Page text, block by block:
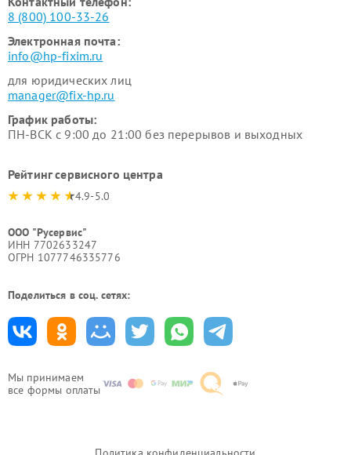
Мы принимаем
все формы оплаты
8 (800) 100-33-26
Электронная почта:
info@hp-fixim.ru
для юридических лиц
manager@fix-hp.ru
График работы:
ПН-ВСК с 9:00 до 21:00 без перерывов и выходных
Рейтинг сервисного центра
4.9-5.0
ООО "Русервис"
ИНН 7702633247
ОГРН 1077746335776
Поделиться в соц. сетях: